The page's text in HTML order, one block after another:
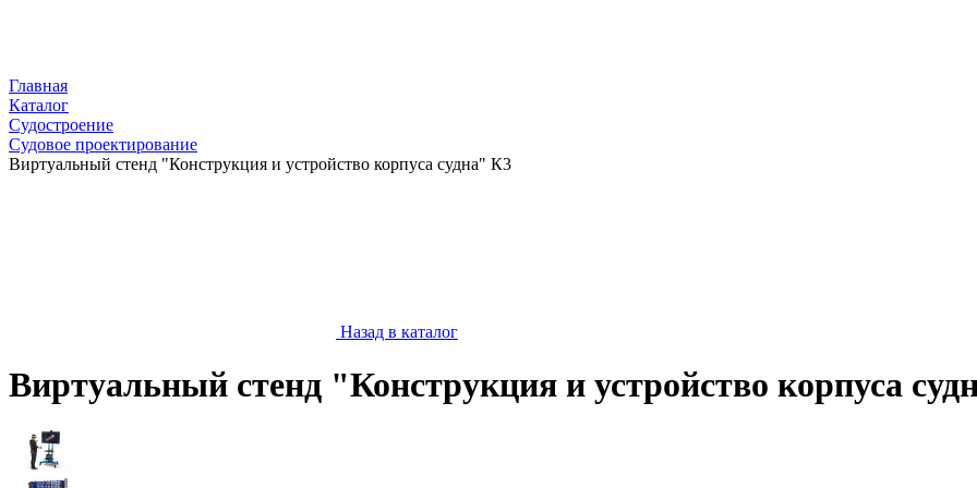
Главная
Каталог
Судостроение
Судовое проектирование
Виртуальный стенд "Конструкция и устройство корпуса судна" К3
Назад в каталог
Виртуальный стенд "Конструкция и устройство корпуса